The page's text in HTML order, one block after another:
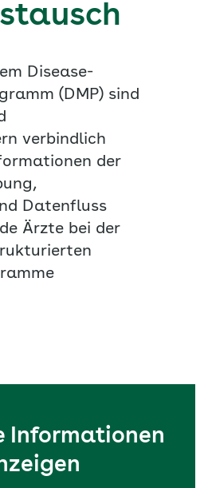
Disease-
(DMP) sind
verbindlich
der
Datenfluss
Ärzte bei der
Informationen